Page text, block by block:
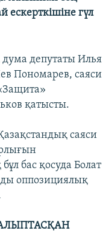
ескерткішіне гүл
депутаты Илья
Пономарев, саяси
қатысты.
саяси
бас қосуда Болат
оппозициялық